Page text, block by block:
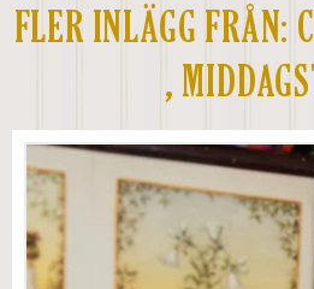
FLER INLÄGG FRÅN:
,